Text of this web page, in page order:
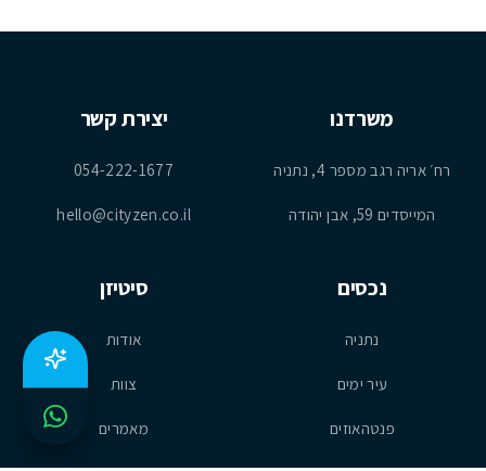
משרדנו
רח׳ אריה רגב מספר 4, נתניה
המייסדים 59, אבן יהודה
יצירת קשר
054-222-1677
hello@cityzen.co.il
נכסים
נתניה
עיר ימים
פנטהאוזים
סיטיזן
אודות
צוות
מאמרים